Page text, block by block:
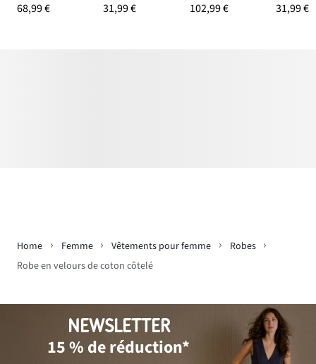
68,99 € 31,99 € 102,99 € 31,99 €
Home Femme Vêtements pour femme
Robes
Robe en velours de coton côtelé
NEWSLETTER
15 % de réduction*